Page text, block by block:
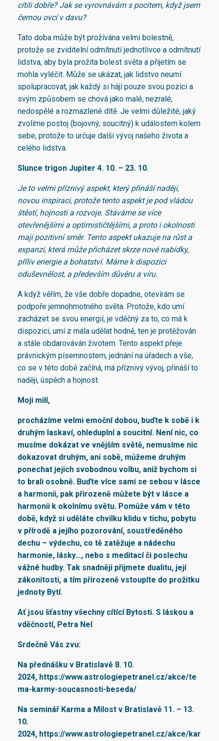
cítili dobře? Jak se vyrovnávám s pocitem, když jsem
černou ovcí v davu?
Tato doba může být prožívána velmi bolestně,
protože se zviditelní odmítnutí jednotlivce a odmítnutí
lidstva, aby byla prožita bolest světa a přijetím se
mohla vyléčit. Může se ukázat, jak lidstvo neumí
spolupracovat, jak každý si hájí pouze svou pozici a
svým způsobem se chová jako malé, nezralé,
nedospělé a rozmazlené dítě. Je velmi důležité, jaký
zvolíme postoj (bojovný, soucitný) k událostem kolem
sebe, protože to určuje další vývoj našeho života a
celého lidstva.
Slunce trigon Jupiter 4. 10. – 23. 10.
Je to velmi příznivý aspekt, který přináší naději,
novou inspiraci, protože tento aspekt je pod vládou
štěstí, hojnosti a rozvoje. Stáváme se více
otevřenějšími a optimističtějšími, a proto i okolnosti
mají pozitivní směr. Tento aspekt ukazuje na růst a
expanzi, která může přicházet skrze nové nabídky,
příliv energie a bohatství. Máme k dispozici
oduševnělost, a především důvěru a víru.
A když věřím, že vše dobře dopadne, otevírám se
podpoře jemnohmotného světa. Protože, kdo umí
zacházet se svou energií, je vděčný za to, co má k
dispozici, umí z mála udělat hodně, ten je protěžován
a stále obdarováván životem. Tento aspekt přeje
právnickým písemnostem, jednání na úřadech a vše,
co se v této době začíná, má příznivý vývoj, přináší to
naději, úspěch a hojnost.
Moji milí,
procházíme velmi emoční dobou, buďte k sobě i k
druhým laskaví, ohleduplní a soucitní. Není nic, co
musíme dokázat ve vnějším světě, nemusíme nic
dokazovat druhým, ani sobě, můžeme druhým
ponechat jejich svobodnou volbu, aniž bychom si
to brali osobně. Buďte více sami se sebou v lásce
a harmonii, pak přirozeně můžete být v lásce a
harmonii k okolnímu světu. Pomůže vám v této
době, když si uděláte chvilku klidu v tichu, pobytu
v přírodě a jejího pozorování, soustředěného
dechu – výdechu, co tě zatěžuje a nádechu
harmonie, lásky…, nebo s meditací či poslechu
vážné hudby. Tak snadněji přijmete dualitu, její
zákonitosti, a tím přirozeně vstoupíte do prožitku
jednoty Bytí.
Ať jsou šťastny všechny cítící Bytosti. S láskou a
vděčností, Petra Nel
Srdečně Vás zvu:
Na přednášku v Bratislavě 8. 10.
2024, https://www.astrologiepetranel.cz/akce/te
ma-karmy-soucasnosti-beseda/
Na seminář Karma a Milost v Bratislavě 11. – 13.
10.
2024, https://www.astrologiepetranel.cz/akce/kar